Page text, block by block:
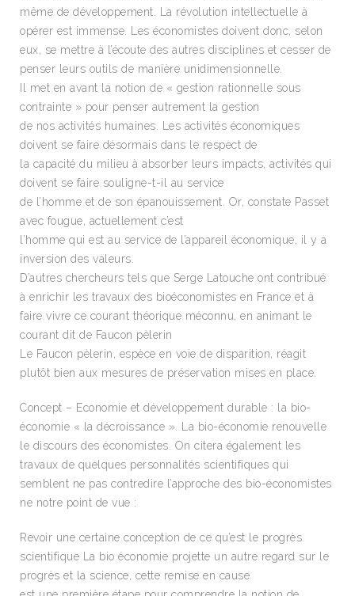
même de développement. La révolution intellectuelle à
opérer est immense. Les économistes doivent donc, selon
eux, se mettre à l’écoute des autres disciplines et cesser de
penser leurs outils de manière unidimensionnelle.
Il met en avant la notion de « gestion rationnelle sous
contrainte » pour penser autrement la gestion
de nos activités humaines. Les activités économiques
doivent se faire désormais dans le respect de
la capacité du milieu à absorber leurs impacts, activités qui
doivent se faire souligne-t-il au service
de l’homme et de son épanouissement. Or, constate Passet
avec fougue, actuellement c’est
l’homme qui est au service de l’appareil économique, il y a
inversion des valeurs.
D’autres chercheurs tels que Serge Latouche ont contribué
à enrichir les travaux des bioéconomistes en France et à
faire vivre ce courant théorique méconnu, en animant le
courant dit de Faucon pèlerin
Le Faucon pèlerin, espèce en voie de disparition, réagit
plutôt bien aux mesures de préservation mises en place.
Concept – Economie et développement durable : la bio-
économie « la décroissance ». La bio-économie renouvelle
le discours des économistes. On citera également les
travaux de quelques personnalités scientifiques qui
semblent ne pas contredire l’approche des bio-économistes
ne notre point de vue :
Revoir une certaine conception de ce qu’est le progrès
scientifique La bio économie projette un autre regard sur le
progrès et la science, cette remise en cause